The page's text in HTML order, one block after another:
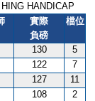
HANDICAP
實際
負磅
檔位
130
5
122
7
127
11
108 2